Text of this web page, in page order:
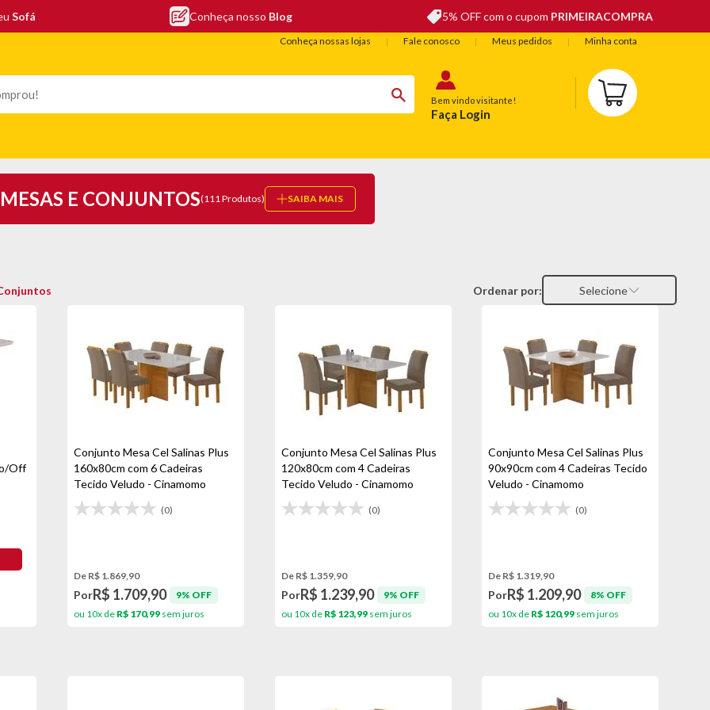
Sofá Conheça nosso Blog 5% OFF com o cupom PRIMEIRACOMPRA
Conheça nossas lojas Fale conosco Meus pedidos Minha conta
Bem vindo visitante!
Faça Login
MESAS E CONJUNTOS(111 Produtos) SAIBA MAIS
Ordenar por: Selecione
Off
Conjunto Mesa Cel Salinas Plus
160x80cm com 6 Cadeiras
Tecido Veludo - Cinamomo
(0)
De R$ 1.869,90
PorR$ 1.709,90
9% OFF
ou 10x de R$ 170,99sem juros
Conjunto Mesa Cel Salinas Plus
120x80cm com 4 Cadeiras
Tecido Veludo - Cinamomo
(0)
De R$ 1.359,90
PorR$ 1.239,90
9% OFF
ou 10x de R$ 123,99sem juros
Conjunto Mesa Cel Salinas Plus
90x90cm com 4 Cadeiras Tecido
Veludo - Cinamomo
(0)
De R$ 1.319,90
PorR$ 1.209,90
8% OFF
ou 10x de R$ 120,99 sem juros